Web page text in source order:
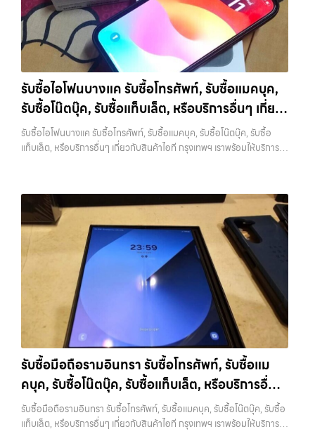
ชุด และความสะดวกในการขายของคุณ เราจึงตั้งใจให้บริการในเขต
ลาดพร้าว, รัชดา, บางรัก, แจ้งวัฒนะ, บางแค, วัชรพล, รามอินทรา, บางนา,
บางพลี, เกษตรนวมินทร์, เสนานิคม, วังหิน อย่างเต็มที่ ไม่ว่าคุณจะค้นหาคำ
ว่า “รับซื้อมือถือใกล้ฉัน”, “รับซื้อโทรศัพท์มือสองกรุงเทพ”, “ขาย iPad ได้
ราคา”, “รับซื้อแท็บเล็ต กรุงเทพถึงที่”, หรือ “รับซื้อ Samsung มือสอง
ราคาสูง” — ที่นี่คือคำตอบ เพราะบริการของเรามุ่งตรงให้คุณได้รับราคาและ
ความสะดวกสบายที่เหนือกว่า เลือกเราแล้วคุณจะได้บริการที่คุณไว้วางใจ
พร้อมทีมงานที่พร้อมอำนวยความสะดวก นัดรับถึงที่ ตรวจสภาพอย่างมือ
อาชีพ และจ่ายเงินทันที ทั้งหมดนี้เพื่อให้การขายอุปกรณ์ของคุณเป็นเรื่อง
ง่ายขึ้น ดีกว่า รวดเร็วกว่า และคุ้มค่ากว่า ทำไมต้องเลือกเรา ผู้เชี่ยวชาญด้าน
การให้บริการ รับซื้อมือถือ iPhone, Samsung, ไอแพด แท็บเล็ตทุกยี่ห้อ ใน
เกษตรนวมินทร์, เสนานิคม, วังหินไม่ว่าคุณจะต้องการ รับซื้อโทรศัพท์, รับ
ซื้อแมคบุค, รับซื้อโน๊ตบุ๊ค, รับซื้อแท็บเล็ต, หรือบริการอื่นๆ เกี่ยวกับสินค้า
ไอที กรุงเทพฯ – เราพร้อมให้บริการครบวงจร บริการของเรา…
บางรัก, แจ้งวัฒนะ, บางแค, วัชรพล, รามอินทรา — นัดรับสะดวกทุกเขต
ประสบการณ์เหนือระดับกับการ รับซื้อไอโฟน, รับซื้อไอแพด, รับซื้อมือถือ
ยินดีต้อนรับสู่ “รับซื้อขายมือถือ.com” เว็บไซต์ที่คุณไว้วางใจได้ สำหรับ
บริการ รับซื้อ มือถือ iPhone, Samsung, iPad, แท็บเล็ต ทุกยี่ห้อ ให้ราคา
สูง พร้อมจ่ายเงินทันที ครอบคลุมพื้นที่ ลาดพร้าว, รัชดา, บางรัก,
แจ้งวัฒนะ, บางแค, วัชรพล, รามอินทรา และเขตกรุงเทพฯ ใกล้ “ใกล้ ฉัน”
ที่สุด ในยุคที่สมาร์ทโฟน แท็บเล็ต และอุปกรณ์ไอทีใหม่ๆ เปลี่ยนรุ่นกันแทบ
ทุกช่วงเวลา อุปกรณ์ที่คุณใช้แล้วอาจกลายเป็นของที่ไม่ได้ใช้งานอยู่เฉยๆ
เว็บไซต์ของเราจึงเกิดขึ้นเพื่อเป็นทางเลือกให้คุณสามารถเปลี่ยนอุปกรณ์ที่
ไม่ใช้แล้วให้กลายเป็นเงินสดได้ทันที ด้วยบริการ รับซื้อไอโฟน, รับซื้อไอแพด,
รับซื้อมือถือ, รับซื้อโทรศัพท์, รับซื้อโน๊ตบุ๊ค, รับซื้อแท็บเล็ต, รับซื้อสินค้าไอที
รวดเร็วที่สุด ที่ “รับซื้อขายมือถือ.com” เราเข้าใจดีว่าอุปกรณ์แต่ละชิ้นไม่ใช่
แค่เครื่องใช้ไฟฟ้า แต่เป็นทรัพย์สินที่มีมูลค่า คุณอาจต้องการเปลี่ยนรุ่น หรือ
ต้องการเงินด่วน เราจึงมอบบริการประเมินสภาพเครื่อง ฟรี ปราบปราม
ความยุ่งยากทั้งหลาย โดยเน้น โปร่งใส มั่นใจได้ และจ่ายเงินทันทีเมื่อตกลง
ซื้อขายสำเร็จ บริการของเราครอบคลุมทั้ง iPhone สายใหม่-เก่า,
Samsung ทุกรุ่น, iPad และแท็บเล็ตทุกแบรนด์ เรารับถึงแม้จะอยู่ในสภาพ
ใช้งานแล้ว ตกแต่งแล้ว หรือมีรอยบ้าง เพราะมูลค่าของเครื่องไม่ได้ขึ้นอยู่แค่
ยี่ห้อ แต่ขึ้นอยู่กับสภาพจริง ความครบชุด และความสะดวกในการขายของ
คุณ เราจึงตั้งใจให้บริการในเขต ลาดพร้าว, รัชดา, บางรัก, แจ้งวัฒนะ,
บางแค, วัชรพล, รามอินทรา, บางนา, บางพลี, เกษตรนวมินทร์, เสนานิคม,
วังหิน อย่างเต็มที่ ไม่ว่าคุณจะค้นหาคำว่า “รับซื้อมือถือใกล้ฉัน”, “รับซื้อ
โทรศัพท์มือสองกรุงเทพ”, “ขาย iPad ได้ราคา”, “รับซื้อแท็บเล็ต กรุงเทพ
ถึงที่”, หรือ “รับซื้อ Samsung มือสอง ราคาสูง” — ที่นี่คือคำตอบ เพราะ
บริการของเรามุ่งตรงให้คุณได้รับราคาและความสะดวกสบายที่เหนือกว่า
เลือกเราแล้วคุณจะได้บริการที่คุณไว้วางใจ พร้อมทีมงานที่พร้อมอำนวย
ความสะดวก นัดรับถึงที่ ตรวจสภาพอย่างมืออาชีพ และจ่ายเงินทันที
ทั้งหมดนี้เพื่อให้การขายอุปกรณ์ของคุณเป็นเรื่องง่ายขึ้น ดีกว่า รวดเร็วกว่า
รับซื้อไอโฟนบางแค รับซื้อโทรศัพท์, รับซื้อแมคบุค,
รับซื้อโน๊ตบุ๊ค, รับซื้อแท็บเล็ต, หรือบริการอื่นๆ เกี่ยว
กับสินค้าไอที กรุงเทพฯ เราพร้อมให้บริการครบวงจร
รับซื้อไอโฟนบางแค รับซื้อโทรศัพท์, รับซื้อแมคบุค, รับซื้อโน๊ตบุ๊ค, รับซื้อ
แท็บเล็ต, หรือบริการอื่นๆ เกี่ยวกับสินค้าไอที กรุงเทพฯ เราพร้อมให้บริการ
บางแค วัชรพล รามอินทรา รับซื้อไอโฟนบางแค — รับซื้อโทรศัพท์, รับซื้อแม
คบุค, รับซื้อโน๊ตบุ๊ค, รับซื้อแท็บเล็ต, หรือบริการอื่นๆ เกี่ยวกับสินค้าไอที
กรุงเทพฯ เราพร้อมให้บริการครบวงจร รับซื้อไอโฟนบางแค รับซื้อโทรศัพท์,
รับซื้อแมคบุค, รับซื้อโน๊ตบุ๊ค, รับซื้อแท็บเล็ต, หรือบริการอื่นๆ เกี่ยวกับสินค้า
ไอที กรุงเทพฯ เราพร้อมให้บริการครบวงจร… รับซื้อไอโฟนบางแค รับซื้อ
iPad และแท็บเล็ตทุกแบรนด์ ทุกสภาพ — ขอขายง่าย ได้เงินเร็ว
ประสบการณ์เหนือระดับกับการ รับซื้อไอโฟน, รับซื้อไอแพด, รับซื้อมือถือ
ยินดีต้อนรับสู่ “รับซื้อขายมือถือ.com” เว็บไซต์ที่คุณไว้วางใจได้ สำหรับ
บริการ รับซื้อ มือถือ iPhone, Samsung, iPad, แท็บเล็ต ทุกยี่ห้อ ให้ราคา
สูง พร้อมจ่ายเงินทันที ครอบคลุมพื้นที่ ลาดพร้าว, รัชดา, บางรัก,
แจ้งวัฒนะ, บางแค, วัชรพล, รามอินทรา และเขตกรุงเทพฯ ใกล้ “ใกล้ ฉัน”
ที่สุด ในยุคที่สมาร์ทโฟน แท็บเล็ต และอุปกรณ์ไอทีใหม่ๆ เปลี่ยนรุ่นกันแทบ
ทุกช่วงเวลา อุปกรณ์ที่คุณใช้แล้วอาจกลายเป็นของที่ไม่ได้ใช้งานอยู่เฉยๆ
เว็บไซต์ของเราจึงเกิดขึ้นเพื่อเป็นทางเลือกให้คุณสามารถเปลี่ยนอุปกรณ์ที่
ไม่ใช้แล้วให้กลายเป็นเงินสดได้ทันที ด้วยบริการ รับซื้อไอโฟน, รับซื้อไอแพด,
รับซื้อมือถือ, รับซื้อโทรศัพท์, รับซื้อโน๊ตบุ๊ค, รับซื้อแท็บเล็ต, รับซื้อสินค้าไอที
กรุงเทพมหานคร อย่างครบวงจร ไม่ว่าคุณจะอยู่โซนเมืองหรือเขตชานเมือง
รับซื้อมือถือรามอินทรา รับซื้อโทรศัพท์, รับซื้อแม
คบุค, รับซื้อโน๊ตบุ๊ค, รับซื้อแท็บเล็ต, หรือบริการอื่นๆ
เกี่ยวกับสินค้าไอที กรุงเทพฯ เราพร้อมให้บริการครบ
วงจร
รับซื้อมือถือรามอินทรา รับซื้อโทรศัพท์, รับซื้อแมคบุค, รับซื้อโน๊ตบุ๊ค, รับซื้อ
แท็บเล็ต, หรือบริการอื่นๆ เกี่ยวกับสินค้าไอที กรุงเทพฯ เราพร้อมให้บริการ